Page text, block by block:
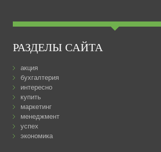
РАЗДЕЛЫ САЙТА
акция
бухгалтерия
интересно
купить
маркетинг
менеджмент
успех
экономика